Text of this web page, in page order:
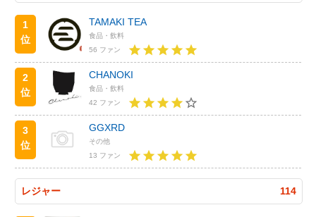
1
位
TAMAKI TEA
食品・飲料
56 ファン
2
位
CHANOKI
食品・飲料
42 ファン
3
位
GGXRD
その他
13 ファン
レジャー 114